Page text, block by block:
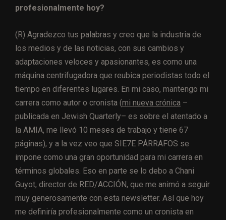
profesionalmente hoy?
(R) Agradezco tus palabras y creo que la industria de
los medios y de las noticias, con sus cambios y
adaptaciones veloces y apasionantes, es como una
máquina centrifugadora que reubica periodistas todo el
tiempo en diferentes lugares. En mi caso, mantengo mi
carrera como autor o cronista (mi nueva crónica –
publicada en Jewish Quarterly– es sobre el atentado a
la AMIA, me llevó 10 meses de trabajo y tiene 67
páginas), y a la vez veo que SIE7E PÁRRAFOS se
impone como una gran oportunidad para mi carrera en
términos globales. Eso en parte se lo debo a Chani
Guyot, director de RED/ACCIÓN, que me animó a seguir
muy generosamente con esta newsletter. Así que hoy
me definiría profesionalmente como un cronista en